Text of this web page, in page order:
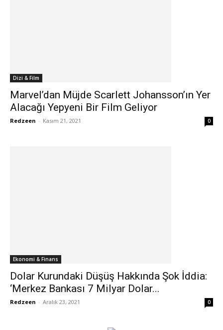
Dizi & Film
Marvel’dan Müjde Scarlett Johansson’ın Yer
Alacağı Yepyeni Bir Film Geliyor
Redzeen - Kasım 21, 2021 0
Ekonomi & Finans
Dolar Kurundaki Düşüş Hakkında Şok İddia:
‘Merkez Bankası 7 Milyar Dolar...
Redzeen - Aralık 23, 2021 0